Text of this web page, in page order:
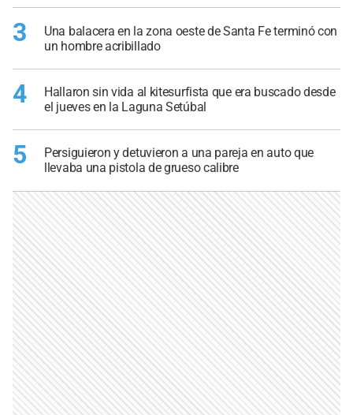
3
Una balacera en la zona oeste de Santa Fe terminó con
un hombre acribillado
4
Hallaron sin vida al kitesurfista que era buscado desde
el jueves en la Laguna Setúbal
5
Persiguieron y detuvieron a una pareja en auto que
llevaba una pistola de grueso calibre